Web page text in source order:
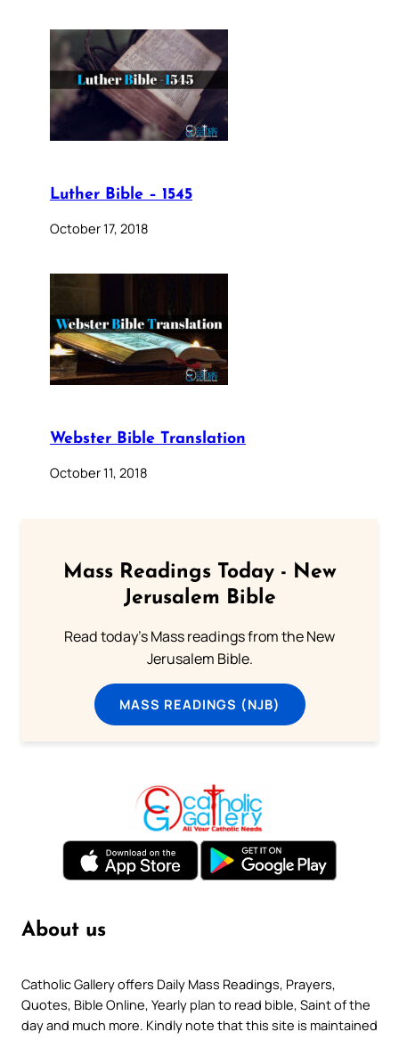
Luther Bible – 1545
October 17, 2018
Webster Bible Translation
October 11, 2018
Mass Readings Today - New
Jerusalem Bible
Read today's Mass readings from the New
Jerusalem Bible.
MASS READINGS (NJB)
About us
Catholic Gallery offers Daily Mass Readings, Prayers,
Quotes, Bible Online, Yearly plan to read bible, Saint of the
day and much more. Kindly note that this site is maintained